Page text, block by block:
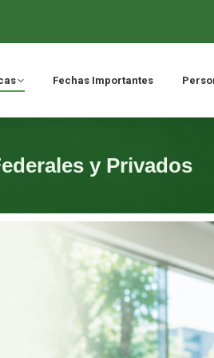
Fechas Importantes
y Privados